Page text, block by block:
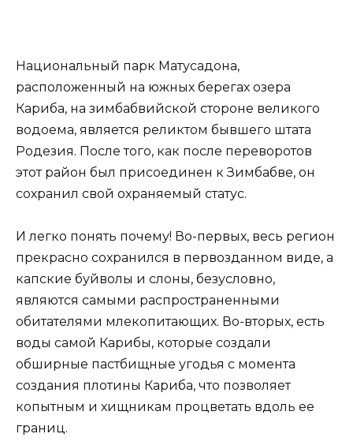
Национальный парк Матусадона,
расположенный на южных берегах озера
Кариба, на зимбабвийской стороне великого
водоема, является реликтом бывшего штата
Родезия. После того, как после переворотов
этот район был присоединен к Зимбабве, он
сохранил свой охраняемый статус.
И легко понять почему! Во-первых, весь регион
прекрасно сохранился в первозданном виде, а
капские буйволы и слоны, безусловно,
являются самыми распространенными
обитателями млекопитающих. Во-вторых, есть
воды самой Карибы, которые создали
обширные пастбищные угодья с момента
создания плотины Кариба, что позволяет
копытным и хищникам процветать вдоль ее
границ.